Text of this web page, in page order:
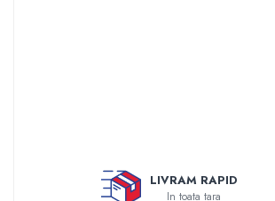
Carcase Filtre apa
LIVRAM RAPID
In toata tara